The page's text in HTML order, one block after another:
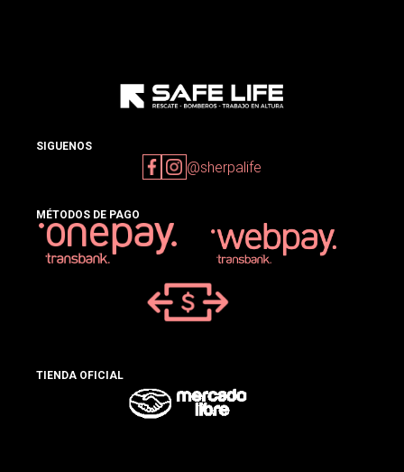
SIGUENOS
@sherpalife
MÉTODOS DE PAGO
TIENDA OFICIAL